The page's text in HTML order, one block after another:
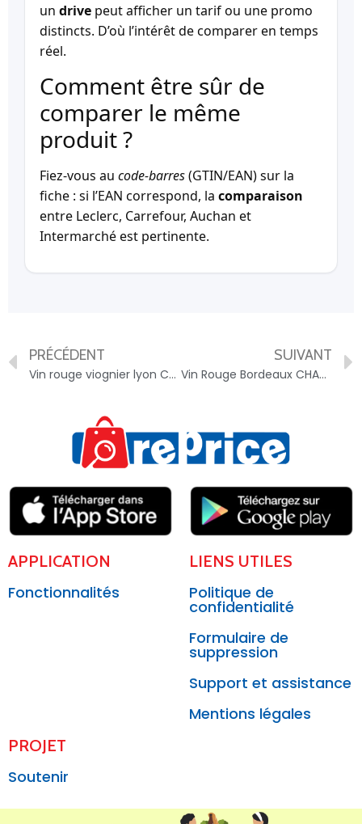
un drive peut afficher un tarif ou une promo
distincts. D’où l’intérêt de comparer en temps
réel.
Comment être sûr de
comparer le même
produit ?
Fiez-vous au code-barres(GTIN/EAN) sur la
fiche : si l’EAN correspond, la comparaison
entre Leclerc, Carrefour, Auchan et
Intermarché est pertinente.
PRÉCÉDENT
Vin rouge viognier lyon CHAI SAINT OLIVE – 3760170001753
SUIVANT
Vin Rouge Bordeaux CHATEAU GARANCE HAUT GRENAT – 3770004851997
APPLICATION
Fonctionnalités
LIENS UTILES
Politique de
confidentialité
Formulaire de
suppression
Support et assistance
Mentions légales
PROJET
Soutenir